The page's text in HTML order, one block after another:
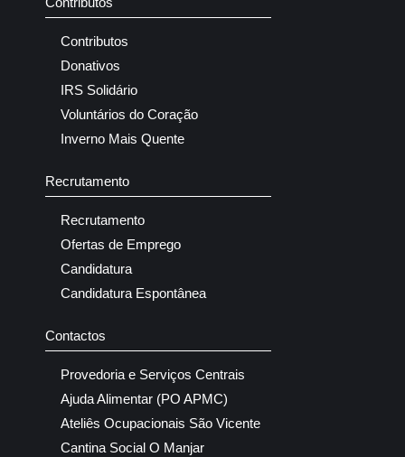
Contributos
Donativos
IRS Solidário
Voluntários do Coração
Inverno Mais Quente
Recrutamento
Recrutamento
Ofertas de Emprego
Candidatura
Candidatura Espontânea
Contactos
Provedoria e Serviços Centrais
Ajuda Alimentar (PO APMC)
Ateliês Ocupacionais São Vicente
Cantina Social O Manjar